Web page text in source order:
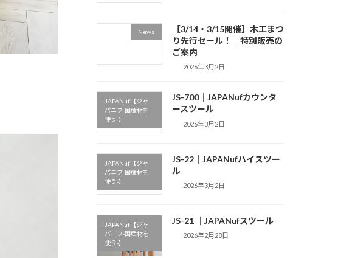
News
【3/14・3/15開催】木工まつ
り先行セール！｜特別販売の
ご案内
2026年3月2日
JAPANuf【ジャ
パニフ-国産材を
使う-】
JS-700｜JAPANufカウンタ
ースツール
2026年3月2日
JAPANuf【ジャ
パニフ-国産材を
使う-】
JS-22｜JAPANufハイスツー
ル
2026年3月2日
JAPANuf【ジャ
パニフ-国産材を
使う-】
JS-21 ｜JAPANufスツール
2026年2月28日